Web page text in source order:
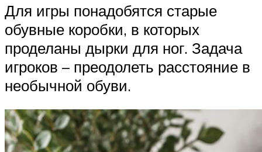
Для игры понадобятся старые
обувные коробки, в которых
проделаны дырки для ног. Задача
игроков – преодолеть расстояние в
необычной обуви.